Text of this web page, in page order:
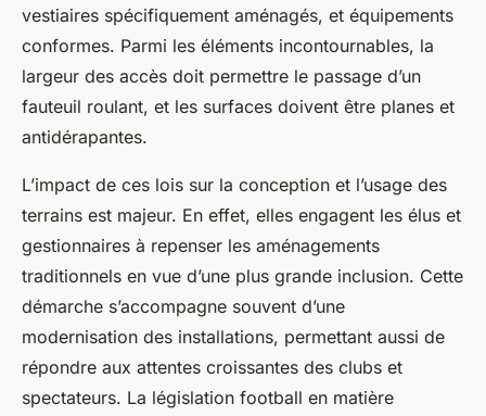
vestiaires spécifiquement aménagés, et équipements
conformes. Parmi les éléments incontournables, la
largeur des accès doit permettre le passage d’un
fauteuil roulant, et les surfaces doivent être planes et
antidérapantes.
L’impact de ces lois sur la conception et l’usage des
terrains est majeur. En effet, elles engagent les élus et
gestionnaires à repenser les aménagements
traditionnels en vue d’une plus grande inclusion. Cette
démarche s’accompagne souvent d’une
modernisation des installations, permettant aussi de
répondre aux attentes croissantes des clubs et
spectateurs. La législation football en matière